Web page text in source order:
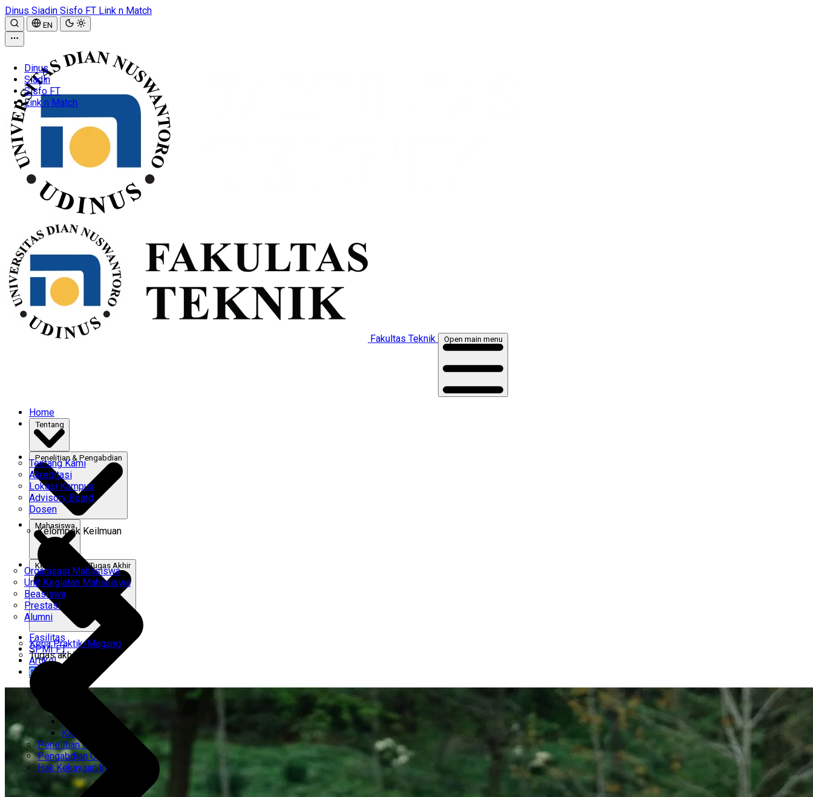
Dinus Siadin Sisfo FT Link n Match
EN
Dinus
Siadin
Sisfo FT
Link n Match
Fakultas Teknik Open main menu
Home
Tentang Kami
Akreditasi
Lokasi Kampus
Advisory Board
Dosen
Kelompok Keilmuan
CEMTI
KK Regresi
Penelitian Unggulan
Pengabdian Unggulan
Hak Kekayaan Intelektual
Mahasiswa
Organisasi Mahasiswa
Unit Kegiatan Mahasiswa
Beasiswa
Prestasi
Alumni
Kerja Praktik & Tugas Akhir
Kerja Praktik/Magang
Tugas akhir
Fasilitas
SPMI FT
Artikel
Gabung Kami